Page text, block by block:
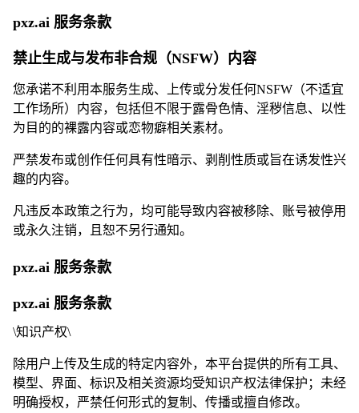
pxz.ai 服务条款
禁止生成与发布非合规（NSFW）内容
您承诺不利用本服务生成、上传或分发任何NSFW（不适宜
工作场所）内容，包括但不限于露骨色情、淫秽信息、以性
为目的的裸露内容或恋物癖相关素材。
严禁发布或创作任何具有性暗示、剥削性质或旨在诱发性兴
趣的内容。
凡违反本政策之行为，均可能导致内容被移除、账号被停用
或永久注销，且恕不另行通知。
pxz.ai 服务条款
pxz.ai 服务条款
\知识产权\
除用户上传及生成的特定内容外，本平台提供的所有工具、
模型、界面、标识及相关资源均受知识产权法律保护；未经
明确授权，严禁任何形式的复制、传播或擅自修改。